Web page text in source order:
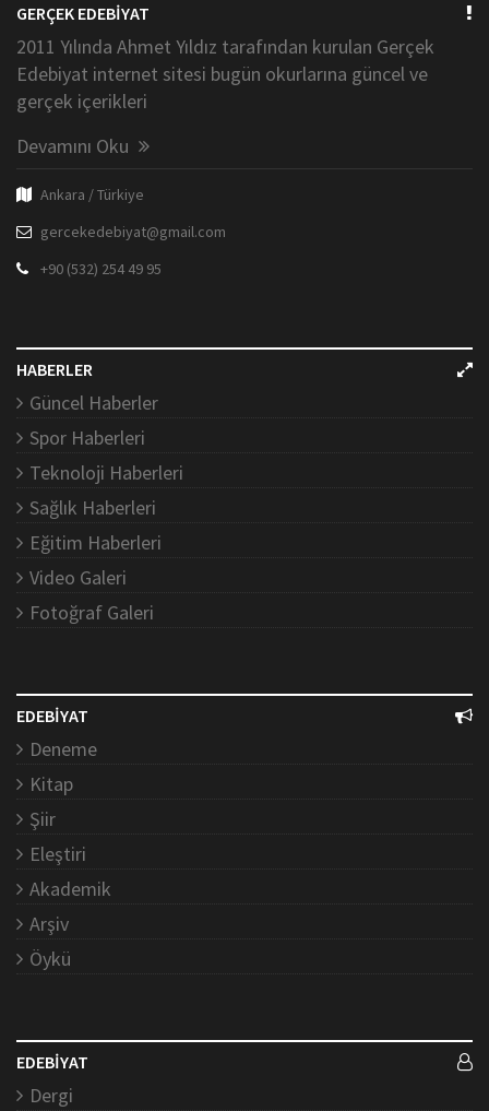
GERÇEK EDEBİYAT
2011 Yılında Ahmet Yıldız tarafından kurulan Gerçek
Edebiyat internet sitesi bugün okurlarına güncel ve
gerçek içerikleri
Devamını Oku
Ankara / Türkiye
gercekedebiyat@gmail.com
+90 (532) 254 49 95
HABERLER
Güncel Haberler
Spor Haberleri
Teknoloji Haberleri
Sağlık Haberleri
Eğitim Haberleri
Video Galeri
Fotoğraf Galeri
EDEBİYAT
Deneme
Kitap
Şiir
Eleştiri
Akademik
Arşiv
Öykü
EDEBİYAT
Dergi